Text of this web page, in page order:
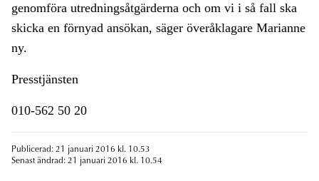
genomföra utredningsåtgärderna och om vi i så fall ska
skicka en förnyad ansökan, säger överåklagare Marianne
ny.
Presstjänsten
010-562 50 20
Publicerad: 21 januari 2016 kl. 10.53
Senast ändrad: 21 januari 2016 kl. 10.54